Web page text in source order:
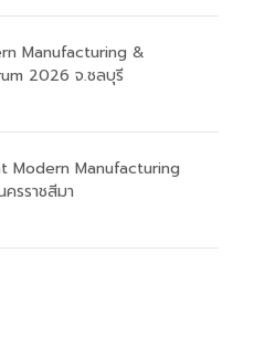
Manufacturing &
2026 จ.ชลบุรี
Modern Manufacturing
รราชสีมา